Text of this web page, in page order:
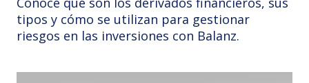
tipos y cómo se utilizan para gestionar
riesgos en las inversiones con Balanz.